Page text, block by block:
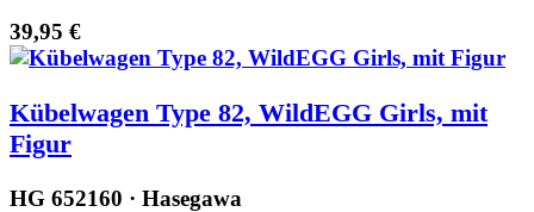
39,95 €
Kübelwagen Type 82, WildEGG Girls, mit
Figur
HG 652160 · Hasegawa